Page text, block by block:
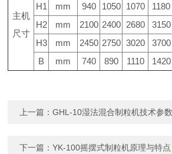
主机
尺寸
H1
mm 940 1050 1070 1180
H2
mm 2100 2400 2680 3150
H3
mm 2450 2750 3020 3700
B
mm 740 890 1110 1420
上一篇：GHL-10湿法混合制粒机技术参数
下一篇：YK-100摇摆式制粒机原理与特点